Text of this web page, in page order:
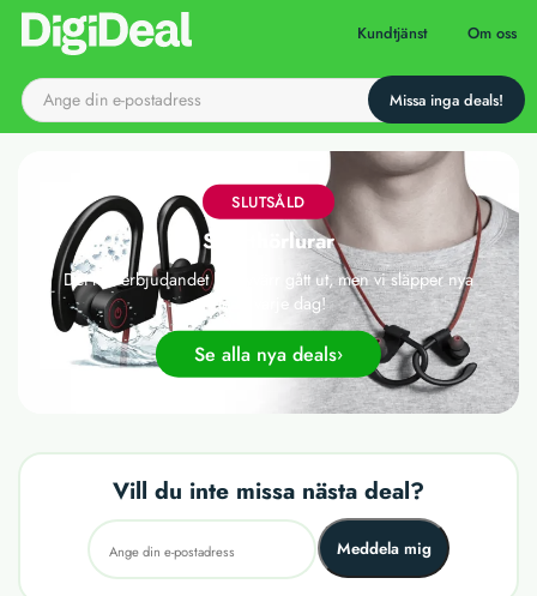
Till startsidan Kundtjänst Om oss
SLUTSÅLD
Sporthörlurar
Det här erbjudandet har tyvärr gått ut, men vi släpper nya
deals varje dag!
Se alla nya deals
Vill du inte missa nästa deal?
Meddela mig